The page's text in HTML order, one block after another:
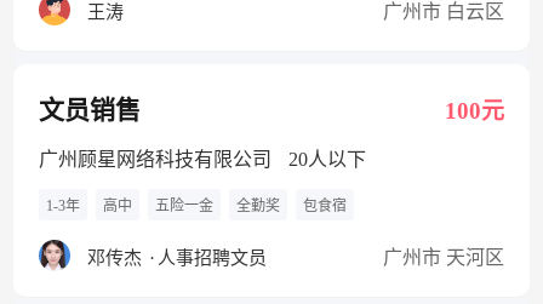
王涛 广州市 白云区
文员销售 100元
广州顾星网络科技有限公司 20人以下
1-3年 高中 五险一金 全勤奖 包食宿
邓传杰 · 人事招聘文员 广州市 天河区